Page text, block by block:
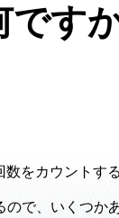
です
数をカウントす
で、いくつか